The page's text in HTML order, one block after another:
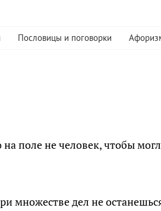
Пословицы и поговорки
поле не человек, чтобы
множестве дел не